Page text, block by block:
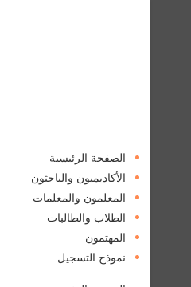
الصفحة الرئيسية
الأكاديميون والباحثون
المعلمون والمعلمات
الطلاب والطالبات
المهتمون
نموذج التسجيل